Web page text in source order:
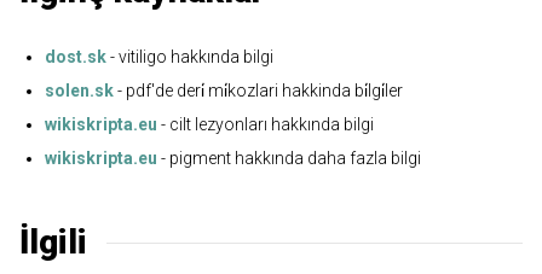
dost.sk- vitiligo hakkında bilgi
solen.sk- pdf'de deri̇ mi̇kozlari hakkinda bi̇lgi̇ler
wikiskripta.eu - cilt lezyonları hakkında bilgi
wikiskripta.eu - pigment hakkında daha fazla bilgi
İlgili